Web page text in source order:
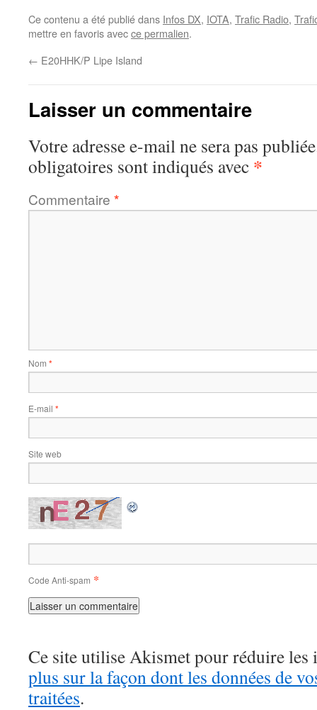
Ce contenu a été publié dans Infos DX, IOTA, Trafic Radio,
mettre en favoris avecce permalien.
← E20HHK/P Lipe Island
Laisser un commentaire
Votre adresse e-mail ne sera pas
obligatoires sont indiqués avec *
Commentaire *
Nom *
E-mail *
Site web
Code Anti-spam *
Ce site utilise Akismet pour réduire les
plus sur la façon dont les données de
traitées.